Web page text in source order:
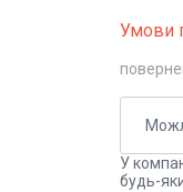
У
будь-